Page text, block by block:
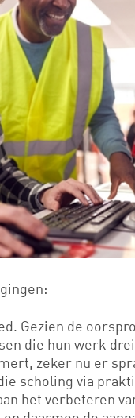
Gezien de
die hun werk
zeker nu er
scholing via
het verbeteren